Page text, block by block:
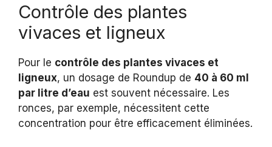
Contrôle des plantes
vivaces et ligneux
Pour le contrôle des plantes vivaces et
ligneux, un dosage de Roundup de 40 à 60 ml
par litre d’eau est souvent nécessaire. Les
ronces, par exemple, nécessitent cette
concentration pour être efficacement éliminées.